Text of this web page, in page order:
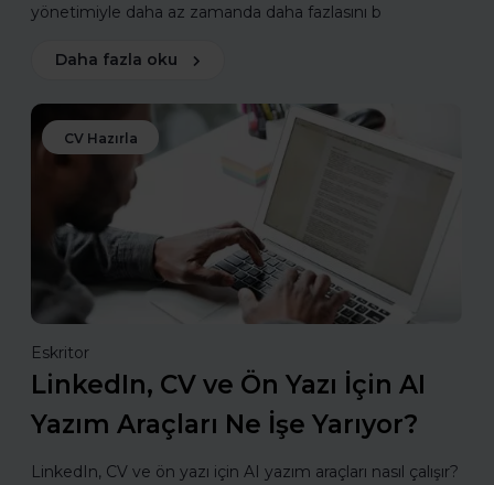
yönetimiyle daha az zamanda daha fazlasını b
Daha fazla oku
CV Hazırla
Eskritor
LinkedIn, CV ve Ön Yazı İçin AI
Yazım Araçları Ne İşe Yarıyor?
LinkedIn, CV ve ön yazı için AI yazım araçları nasıl çalışır?